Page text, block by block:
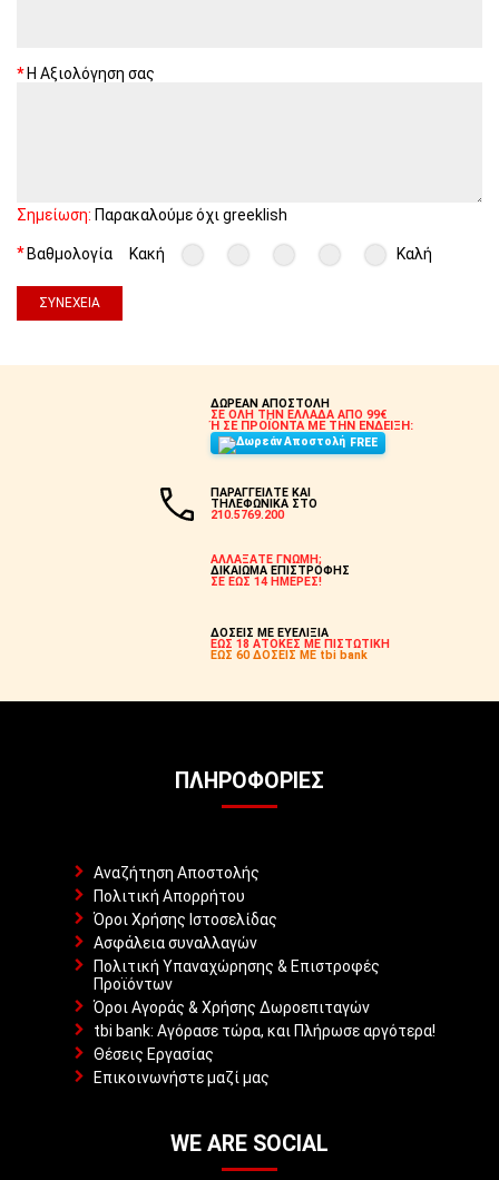
Η Αξιολόγηση σας
Σημείωση: Παρακαλούμε όχι greeklish
Βαθμολογία Κακή Καλή
ΣΥΝΈΧΕΙΑ
ΔΩΡΕΑΝ ΑΠΟΣΤΟΛΗ
ΣΕ ΟΛΗ ΤΗΝ ΕΛΛΑΔΑ ΑΠΟ 99€
Ή ΣΕ ΠΡΟΪΟΝΤΑ ΜΕ ΤΗΝ ΕΝΔΕΙΞΗ:
FREE
ΠΑΡΑΓΓΕΙΛΤΕ ΚΑΙ
ΤΗΛΕΦΩΝΙΚΑ ΣΤΟ
210.5769.200
ΑΛΛΑΞΑΤΕ ΓΝΩΜΗ;
ΔΙΚΑΙΩΜΑ ΕΠΙΣΤΡΟΦΗΣ
ΣΕ ΕΩΣ 14 ΗΜΕΡΕΣ!
ΔΟΣΕΙΣ ΜΕ ΕΥΕΛΙΞΙΑ
ΕΩΣ 18 ΑΤΟΚΕΣ ΜΕ ΠΙΣΤΩΤΙΚΗ
ΕΩΣ 60 ΔΟΣΕΙΣ ΜΕ tbi bank
ΠΛΗΡΟΦΟΡΊΕΣ
Αναζήτηση Αποστολής
Πολιτική Απορρήτου
Όροι Χρήσης Ιστοσελίδας
Ασφάλεια συναλλαγών
Πολιτική Υπαναχώρησης & Επιστροφές
Προϊόντων
Όροι Αγοράς & Χρήσης Δωροεπιταγών
tbi bank: Αγόρασε τώρα, και Πλήρωσε αργότερα!
Θέσεις Εργασίας
Επικοινωνήστε μαζί μας
WE ARE SOCIAL